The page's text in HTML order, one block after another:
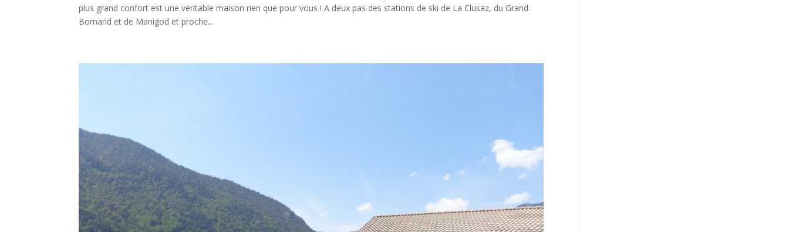
plus grand confort est une véritable maison rien que pour vous ! A deux pas des stations de ski de La Clusaz, du Grand-
Bornand et de Manigod et proche...